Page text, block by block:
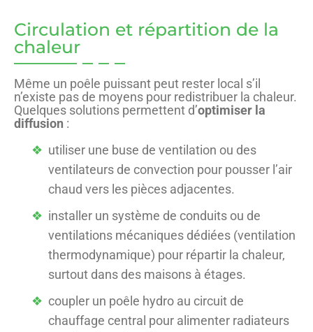
Circulation et répartition de la
chaleur
Même un poêle puissant peut rester local s’il
n’existe pas de moyens pour redistribuer la chaleur.
Quelques solutions permettent d’optimiser la
diffusion :
utiliser une buse de ventilation ou des
ventilateurs de convection pour pousser l’air
chaud vers les pièces adjacentes.
installer un système de conduits ou de
ventilations mécaniques dédiées (ventilation
thermodynamique) pour répartir la chaleur,
surtout dans des maisons à étages.
coupler un poêle hydro au circuit de
chauffage central pour alimenter radiateurs